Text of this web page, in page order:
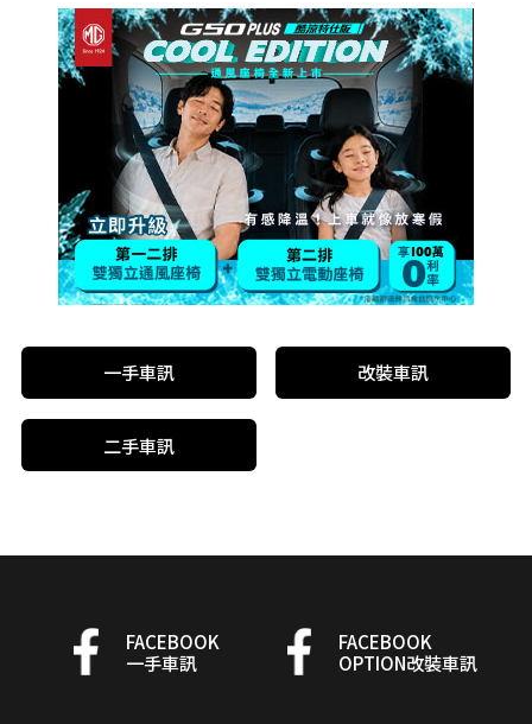
一手車訊 改裝車訊
二手車訊
FACEBOOK
一手車訊
FACEBOOK
OPTION改裝車訊